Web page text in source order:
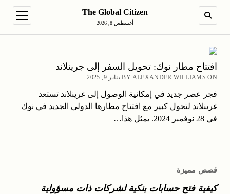
SEARCH
The Global Citizen
أغسطس 8, 2026
menu
قصص مميزة
كيفية فتح حسابات بنكية لشركات ذات مسؤولية
افتتاح مطار نوك: تحويل السفر إلى جرينلاند
BY ALEXANDER WILLIAMS ON يناير 9, 2025
فجر عصر جديد في إمكانية الوصول إلى غرينلاند تستعد
غرينلاند لتحول كبير مع افتتاح مطارها الدولي الجديد في نوك
في 28 نوفمبر 2024. يمثل هذا…